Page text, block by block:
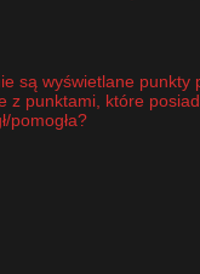
są wyświetlane punkty
z punktami, które
pomogła?